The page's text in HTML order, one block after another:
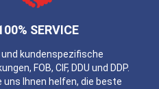
SERVICE
und kundenspezifische
FOB, CIF, DDU und DDP.
uns Ihnen helfen, die beste